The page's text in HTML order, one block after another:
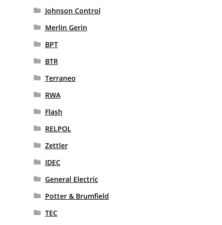
Johnson Control
Merlin Gerin
BPT
BTR
Terraneo
RWA
Flash
RELPOL
Zettler
IDEC
General Electric
Potter & Brumfield
TEC